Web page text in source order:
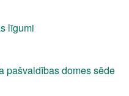
līgumi
pašvaldības domes sēde